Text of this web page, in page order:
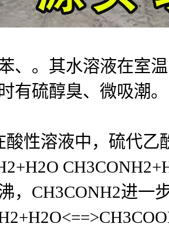
、。其水溶液在室
有硫醇臭、微吸潮。
性溶液中，硫代乙
，CH3CONH2进一